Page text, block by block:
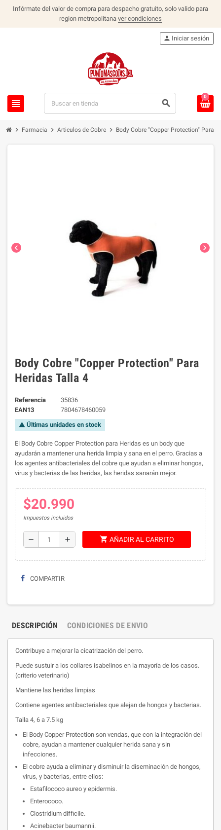
Infórmate del valor de compra para despacho gratuito, solo valido para
region metropolitana ver condiciones
view_headline search
person Iniciar sesión
0
chevron_right Farmacia chevron_right Articulos de Cobre chevron_right Body Cobre "Copper Protection" Para
chevron_left chevron_right
Body Cobre "Copper Protection" Para
Heridas Talla 4
Referencia
35836
EAN13
7804678460059
warning Últimas unidades en stock
El Body Cobre Copper Protection para Heridas es un body que
ayudarán a mantener una herida limpia y sana en el perro. Gracias a
los agentes antibacteriales del cobre que ayudan a eliminar hongos,
virus y bacterias de las heridas, las heridas sanarán mejor.
$20.990
Impuestos incluidos
remove add shopping_cart AÑADIR AL CARRITO
COMPARTIR
DESCRIPCIÓN CONDICIONES DE ENVIO
Contribuye a mejorar la cicatrización del perro.
Puede sustuir a los collares isabelinos en la mayoría de los casos.
(criterio veterinario)
Mantiene las heridas limpias
Contiene agentes antibacteriales que alejan de hongos y bacterias.
Talla 4, 6 a 7.5 kg
El Body Copper Protection son vendas, que con la integración del
cobre, ayudan a mantener cualquier herida sana y sin
infecciones.
El cobre ayuda a eliminar y disminuir la diseminación de hongos,
virus, y bacterias, entre ellos:
Estafilococo aureo y epidermis.
Enterococo.
Clostridium difficile.
Acinebacter baumannii.